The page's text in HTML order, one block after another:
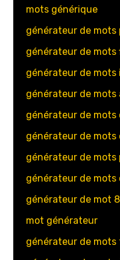
mots générique
générateur de mots
générateur de mots
générateur de mots
générateur de mots
générateur de mots
générateur de mots
générateur de mots
générateur de mots
générateur de mot
mot générateur
générateur de mots